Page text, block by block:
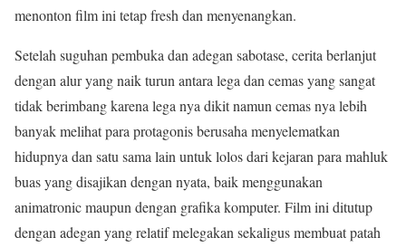
menonton film ini tetap fresh dan menyenangkan.
Setelah suguhan pembuka dan adegan sabotase, cerita berlanjut
dengan alur yang naik turun antara lega dan cemas yang sangat
tidak berimbang karena lega nya dikit namun cemas nya lebih
banyak melihat para protagonis berusaha menyelematkan
hidupnya dan satu sama lain untuk lolos dari kejaran para mahluk
buas yang disajikan dengan nyata, baik menggunakan
animatronic maupun dengan grafika komputer. Film ini ditutup
dengan adegan yang relatif melegakan sekaligus membuat patah